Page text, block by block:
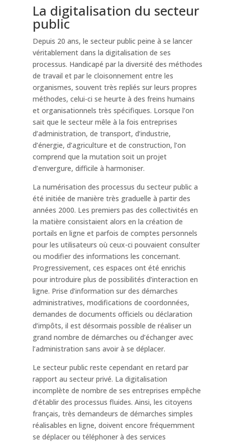
La digitalisation du secteur
public
Depuis 20 ans, le secteur public peine à se lancer
véritablement dans la digitalisation de ses
processus. Handicapé par la diversité des méthodes
de travail et par le cloisonnement entre les
organismes, souvent très repliés sur leurs propres
méthodes, celui-ci se heurte à des freins humains
et organisationnels très spécifiques. Lorsque l’on
sait que le secteur mêle à la fois entreprises
d’administration, de transport, d’industrie,
d’énergie, d’agriculture et de construction, l’on
comprend que la mutation soit un projet
d’envergure, difficile à harmoniser.
La numérisation des processus du secteur public a
été initiée de manière très graduelle à partir des
années 2000. Les premiers pas des collectivités en
la matière consistaient alors en la création de
portails en ligne et parfois de comptes personnels
pour les utilisateurs où ceux-ci pouvaient consulter
ou modifier des informations les concernant.
Progressivement, ces espaces ont été enrichis
pour introduire plus de possibilités d’interaction en
ligne. Prise d’information sur des démarches
administratives, modifications de coordonnées,
demandes de documents officiels ou déclaration
d’impôts, il est désormais possible de réaliser un
grand nombre de démarches ou d’échanger avec
l’administration sans avoir à se déplacer.
Le secteur public reste cependant en retard par
rapport au secteur privé. La digitalisation
incomplète de nombre de ses entreprises empêche
d’établir des processus fluides. Ainsi, les citoyens
français, très demandeurs de démarches simples
réalisables en ligne, doivent encore fréquemment
se déplacer ou téléphoner à des services